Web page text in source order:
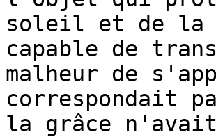
soleil et de la
capable de
malheur de
correspondait
la grâce